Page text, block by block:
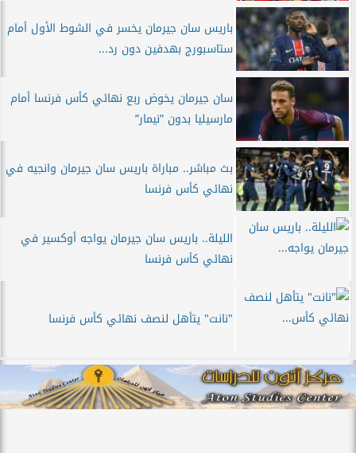
باريس سان جيرمان يخسر في الشوط الأول أمام
ستاسبورج بهدفين دون رد...
سان جيرمان يخوض ربع نهائي كأس فرنسا أمام
مارسيليا بدون ”نيمار”
بث مباشر.. مباراة باريس سان جيرمان وانجيه في
نهائي كأس فرنسا
الليلة.. باريس سان جيرمان يواجه أوكسير في
نهائي كأس فرنسا
"نانت" يتأهل لنصف نهائي كأس فرنسا